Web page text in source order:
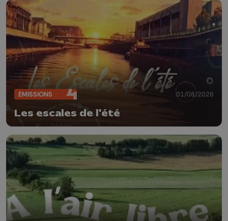
ÉMISSIONS 01/08/2026
Les escales de l'été